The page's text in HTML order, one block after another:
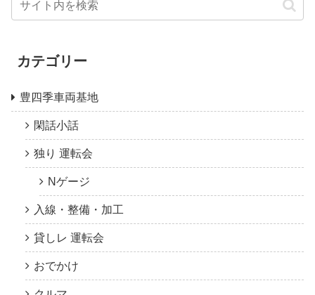
カテゴリー
豊四季車両基地
閑話小話
独り 運転会
Nゲージ
入線・整備・加工
貸しレ 運転会
おでかけ